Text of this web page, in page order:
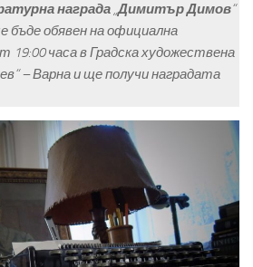
награда „Димитър Димов“
обявен на официална
19:00 часа в Градска художествена
– Варна и ще получи наградата